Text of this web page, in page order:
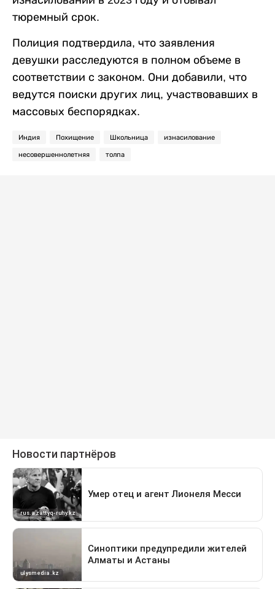
тюремный срок.
Полиция подтвердила, что заявления
девушки расследуются в полном объеме в
соответствии с законом. Они добавили, что
ведутся поиски других лиц, участвовавших в
массовых беспорядках.
Индия Похищение Школьница изнасилование
несовершеннолетняя толпа